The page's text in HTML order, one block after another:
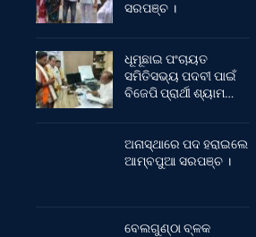
ସରପଞ୍ଚ ।
ଧୂମୂଛାଇ ପଂଚାୟତ
ସମିତିସଭ୍ୟ ପଦବୀ ପାଇଁ
ବିଜେପି ପ୍ରାର୍ଥୀ ଶ୍ୟାମ…
ଅନାସ୍ଥାରେ ପଦ ହରାଇଲେ
ଆମ୍ବପୁଆ ସରପଞ୍ଚ ।
ବେଲଗୁଣ୍ଠା ବ୍ଳକ